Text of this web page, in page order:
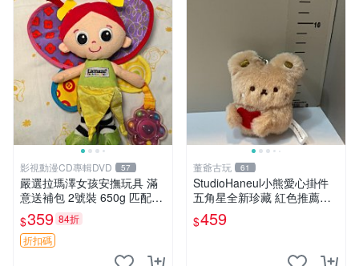
影視動漫CD專輯DVD 57
嚴選拉瑪澤女孩安撫玩具 滿
意送補包 2號裝 650g 匹配嬰
幼童舒壓好伴侶 女孩專用 安
心選擇 安撫玩偶 衝包 玩具
$359 84折
折扣碼
董爺古玩 61
StudioHaneul小熊愛心掛件
五角星全新珍藏 紅色推薦收
藏 玩具掛飾 掛件 新品
$459